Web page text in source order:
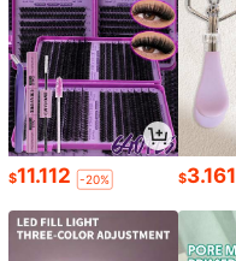
$11.112 -20% $3.161